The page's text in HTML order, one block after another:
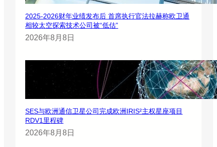
2025-2026财年业绩发布后 首席执行官法拉赫称欧卫通
相较太空探索技术公司被“低估”
2026年8月8日
SES与欧洲通信卫星公司完成欧洲IRIS²主权星座项目
RDV1里程碑
2026年8月8日